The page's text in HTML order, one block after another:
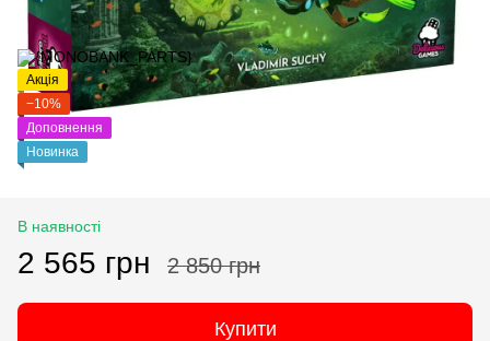
Акція
−10%
Доповнення
Новинка
В наявності
2 565 грн 2 850 грн
Купити